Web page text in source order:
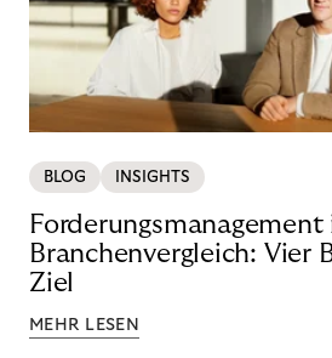
BLOG INSIGHTS
Forderungsmanagement
Branchenvergleich: Vier
Ziel
MEHR LESEN